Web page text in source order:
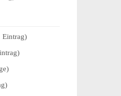
Eintrag)